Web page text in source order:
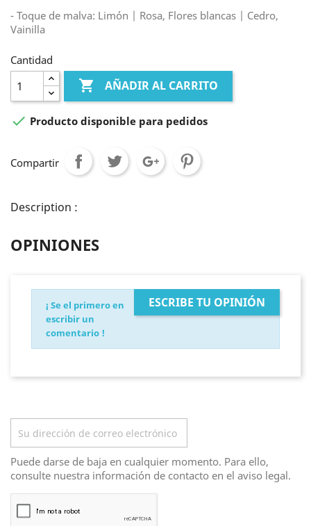
- Toque de malva: Limón | Rosa, Flores blancas | Cedro,
Vainilla
Cantidad
 AÑADIR AL CARRITO
 Producto disponible para pedidos
Compartir
Description :
OPINIONES
ESCRIBE TU OPINIÓN
¡ Se el primero en
escribir un
comentario !
Puede darse de baja en cualquier momento. Para ello,
consulte nuestra información de contacto en el aviso legal.